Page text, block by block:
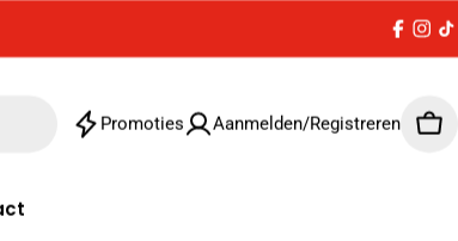
Promoties Aanmelden/Registreren